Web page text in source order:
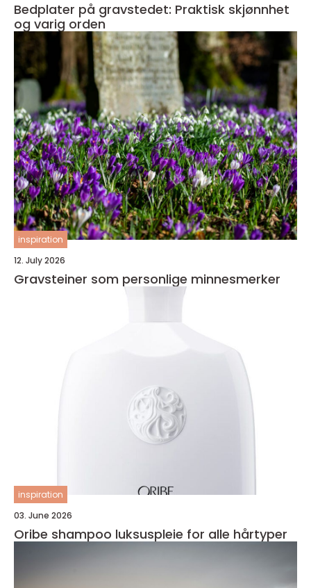
Bedplater på gravstedet: Praktisk skjønnhet
og varig orden
inspiration
12. July 2026
Gravsteiner som personlige minnesmerker
inspiration
03. June 2026
Oribe shampoo luksuspleie for alle hårtyper